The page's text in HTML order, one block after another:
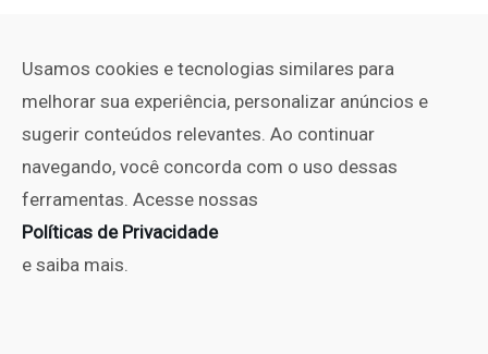
Usamos cookies e tecnologias similares para
melhorar sua experiência, personalizar anúncios e
sugerir conteúdos relevantes. Ao continuar
navegando, você concorda com o uso dessas
ferramentas. Acesse nossas
Políticas de Privacidade
e saiba mais.